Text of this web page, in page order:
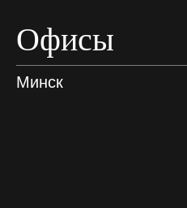
Офисы
Минск